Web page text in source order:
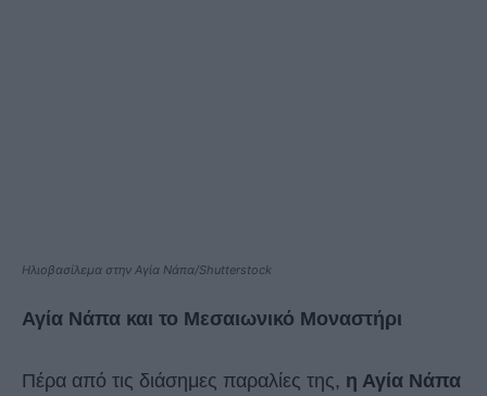
Ηλιοβασίλεμα στην Αγία Νάπα/Shutterstock
Αγία Νάπα και το Μεσαιωνικό Μοναστήρι
Πέρα από τις διάσημες παραλίες της, η Αγία Νάπα